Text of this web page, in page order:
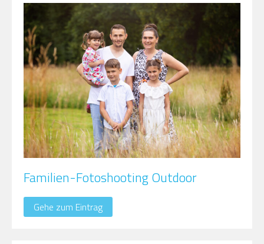
Familien-Fotoshooting Outdoor
Gehe zum Eintrag